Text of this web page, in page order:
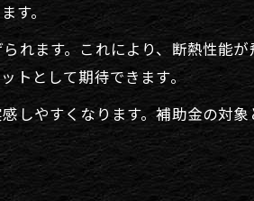
す。
れます。これにより、断熱性能
トとして期待できます。
しやすくなります。補助金の対象